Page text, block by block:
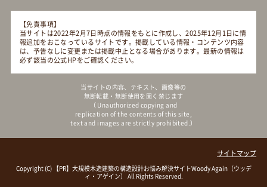
【免責事項】
当サイトは2022年2月7日時点の情報をもとに作成し、2025年12月1日に情
報追加をおこなっているサイトです。掲載している情報・コンテンツ内容
は、予告なしに変更または掲載中止となる場合があります。最新の情報は
必ず該当の公式HPをご確認ください。
当サイトの内容、テキスト、画像等の
無断転載・無断使用を固く禁じます
（ Unauthorized copying and
replication of the contents of this site,
text and images are strictly prohibited.）
サイトマップ
Copyright (C)
大規模木造建築の構造設計お悩み解決サイトWoody Again（ウッデ
ィ・アゲイン） All Rights Reserved.